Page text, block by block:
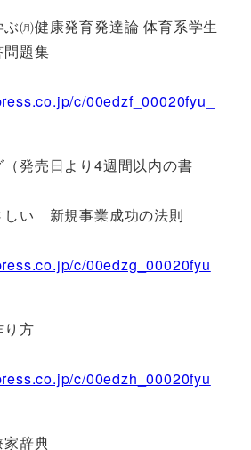
㈪健康発育発達論 体育系学生
題集
c/00edzf_00020fyu_
（発売日より4週間以内の書
い 新規事業成功の法則
c/00edzg_00020fyu
方
c/00edzh_00020fyu
辞典